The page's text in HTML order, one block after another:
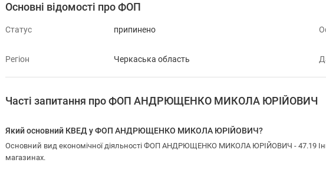
Основні відомості про ФОП
Статус припинено
Регіон
Черкаська область
Часті запитання про ФОП АНДРЮЩЕНКО МИКОЛА ЮРІЙОВИЧ
Який основний КВЕД у ФОП АНДРЮЩЕНКО МИКОЛА ЮРІЙОВИЧ?
Основний вид економічної діяльності ФОП АНДРЮЩЕНКО МИКОЛА ЮРІЙОВИЧ - 47.19 Інші
магазинах.